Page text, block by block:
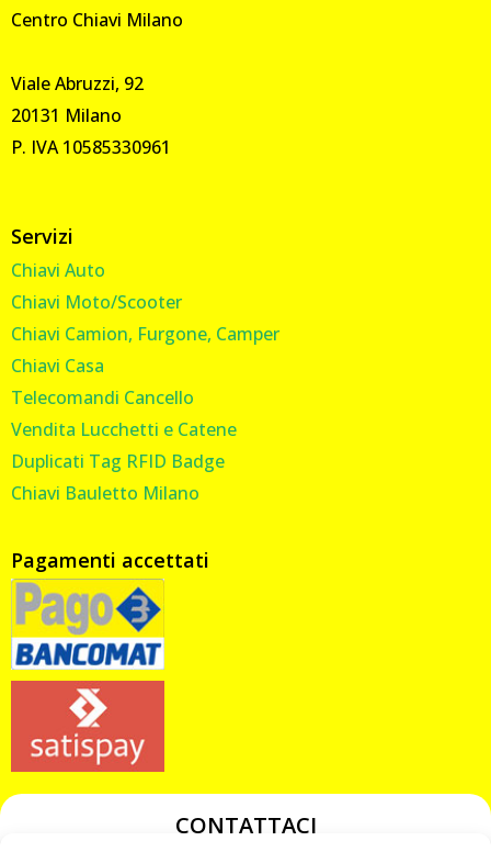
Centro Chiavi Milano
Viale Abruzzi, 92
20131 Milano
P. IVA 10585330961
Servizi
Chiavi Auto
Chiavi Moto/Scooter
Chiavi Camion, Furgone, Camper
Chiavi Casa
Telecomandi Cancello
Vendita Lucchetti e Catene
Duplicati Tag RFID Badge
Chiavi Bauletto Milano
Pagamenti accettati
CONTATTACI